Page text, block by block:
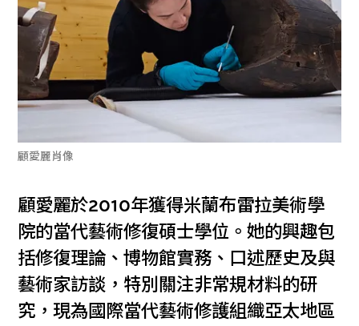
顧愛麗肖像
顧愛麗於2010年獲得米蘭布雷拉美術學
院的當代藝術修復碩士學位。她的興趣包
括修復理論、博物館實務、口述歷史及與
藝術家訪談，特別關注非常規材料的研
究，現為國際當代藝術修護組織亞太地區